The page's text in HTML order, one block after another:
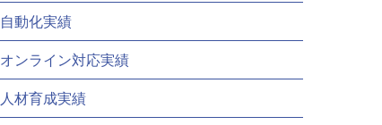
自動化実績
オンライン対応実績
人材育成実績